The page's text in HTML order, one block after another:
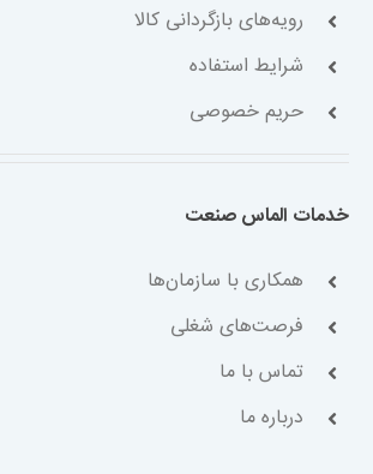
رویه‌های بازگردانی کالا
شرایط استفاده
حریم خصوصی
خدمات الماس صنعت
همکاری با سازمان‌ها
فرصت‌های شغلی
تماس با ما
درباره ما